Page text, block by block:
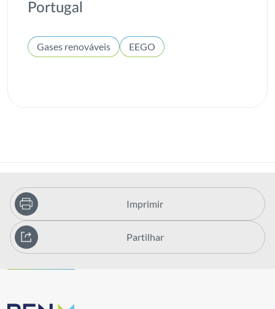
Portugal
Gases renováveis EEGO
Imprimir
Partilhar